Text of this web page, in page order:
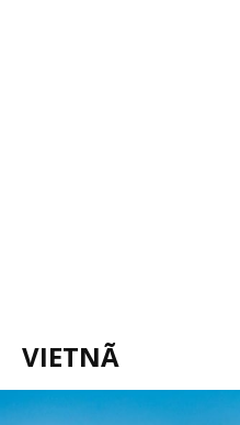
VIETNÃ